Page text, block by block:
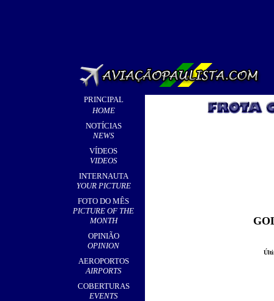
PRINCIPAL
HOME
NOTÍCIAS
NEWS
VÍDEOS
VIDEOS
INTERNAUTA
YOUR PICTURE
FOTO DO MÊS
PICTURE OF THE
MONTH
OPINIÃO
OPINION
AEROPORTOS
AIRPORTS
,
COBERTURAS
EVENTS